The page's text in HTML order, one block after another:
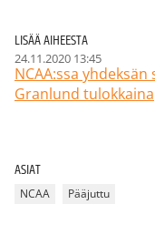
LISÄÄ AIHEESTA
24.11.2020 13:45
NCAA:ssa
Granlund tulokkaina
ASIAT
NCAA Pääjuttu